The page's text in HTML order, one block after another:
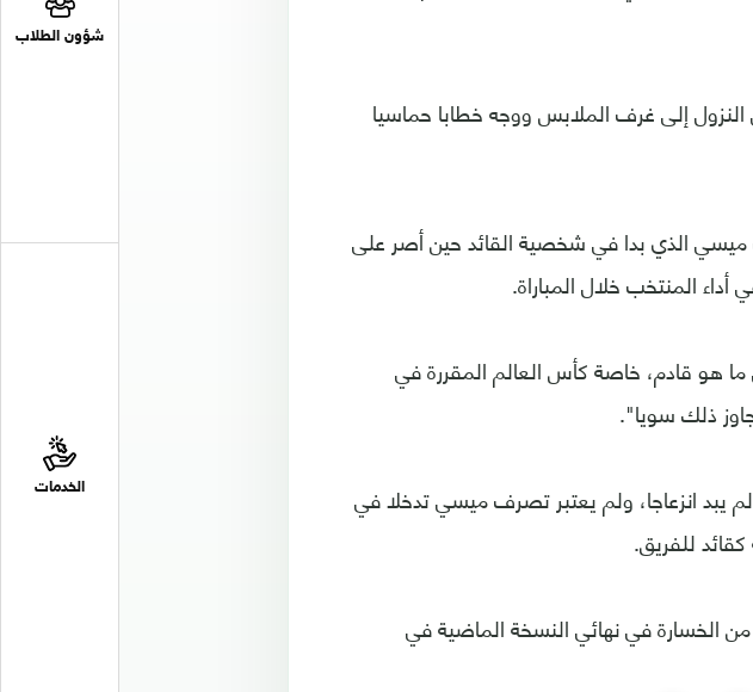
شؤون الطلاب
الخدمات
إلى غرف الملابس ووجه خطابا حماسيا
الذي بدا في شخصية القائد حين أصر على
المنتخب خلال المباراة.
هو قادم، خاصة كأس العالم المقررة في
ذلك سويا".
يبد انزعاجا، ولم يعتبر تصرف ميسي تدخلا في
للفريق.
من الخسارة في نهائي النسخة الماضية في